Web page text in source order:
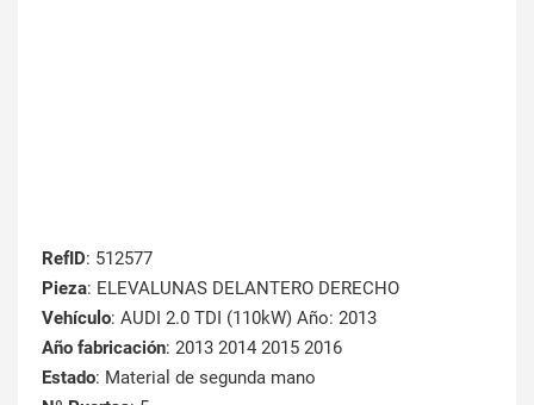
RefID: 512577
Pieza: ELEVALUNAS DELANTERO DERECHO
Vehículo: AUDI 2.0 TDI (110kW) Año: 2013
Año fabricación: 2013 2014 2015 2016
Estado: Material de segunda mano